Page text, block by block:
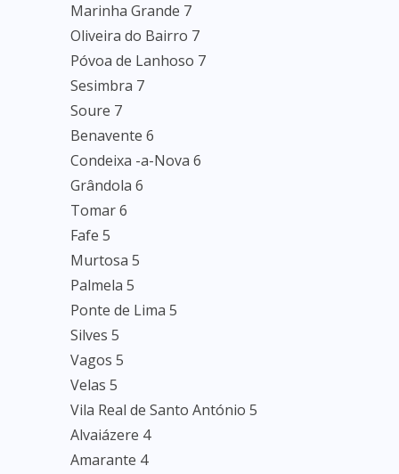
Marinha Grande 7
Oliveira do Bairro 7
Póvoa de Lanhoso 7
Sesimbra 7
Soure 7
Benavente 6
Condeixa -a-Nova 6
Grândola 6
Tomar 6
Fafe 5
Murtosa 5
Palmela 5
Ponte de Lima 5
Silves 5
Vagos 5
Velas 5
Vila Real de Santo António 5
Alvaiázere 4
Amarante 4